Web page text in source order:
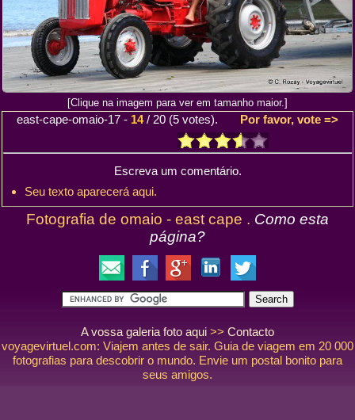
[Clique na imagem para ver em tamanho maior.]
east-cape-omaio-17 - 14/ 20 (5 votes). Por favor, vote =>
Escreva um comentário.
Seu texto aparecerá aqui.
Fotografia de omaio - east cape . Como esta
página?
A vossa galeria foto aqui >> Contacto
voyagevirtuel.com: Viajem antes de sair. Guia de viagem em 20 000
fotografias para descobrir o mundo. Envie um postal bonito para
seus amigos.